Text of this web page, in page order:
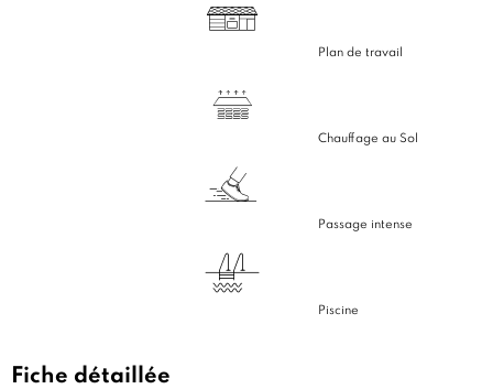
Plan de travail
Chauffage au Sol
Passage intense
Piscine
Fiche détaillée